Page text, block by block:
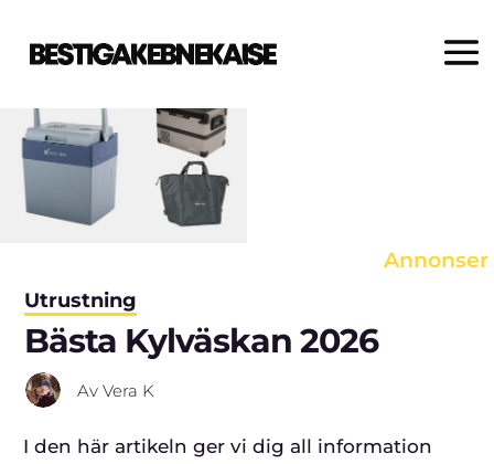
Annonser
av våra redaktörer. Om du klickar
på en länk och gör ett köp, kan vi
erhålla en provision.
Utrustning
Bästa Kylväskan 2026
Av Vera K
I den här artikeln ger vi dig all information